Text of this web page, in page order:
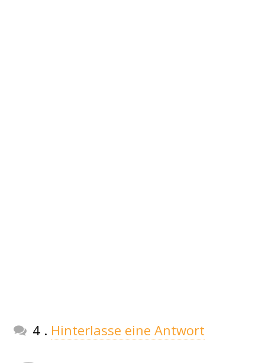
4 Kommentare
. Hinterlasse eine Antwort